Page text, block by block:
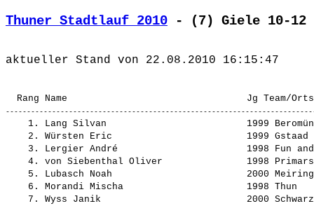
Thuner Stadtlauf 2010 - (7) Giele 10-12
    1.
Lang Silvan
1999
    2.
Würsten Eric
1999
    3.
Lergier André
1998 Fun
    4.
von Siebenthal Oliver
1998
    5.
Lubasch Noah
2000
    6.
Morandi Mischa
1998
    7.
Wyss Janik
2000